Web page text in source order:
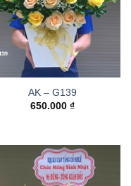
AK – G139
650.000 ₫